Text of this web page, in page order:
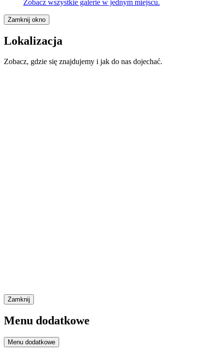
Zobacz wszystkie galerie w jednym miejscu.
Zamknij okno
Lokalizacja
Zobacz, gdzie się znajdujemy i jak do nas dojechać.
Zamknij
Menu dodatkowe
Menu dodatkowe